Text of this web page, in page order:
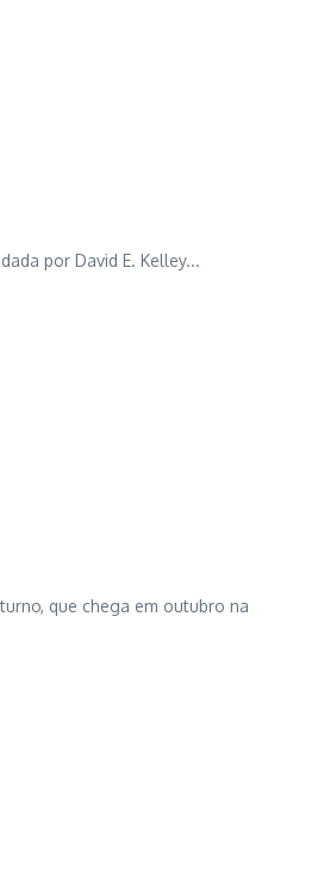
por David E. Kelley...
que chega em outubro na